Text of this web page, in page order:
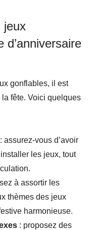
jeux
d’anniversaire
gonflables, il est
fête. Voici quelques
: assurez-vous d’avoir
les jeux, tout
à assortir les
thèmes des jeux
harmonieuse.
: proposez des